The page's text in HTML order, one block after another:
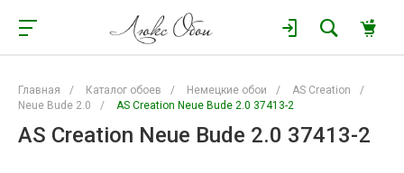
Главная / Каталог обоев / Немецкие обои / AS Creation
/
Neue Bude 2.0
/ AS Creation Neue Bude 2.0 37413-2
AS Creation Neue Bude 2.0 37413-2